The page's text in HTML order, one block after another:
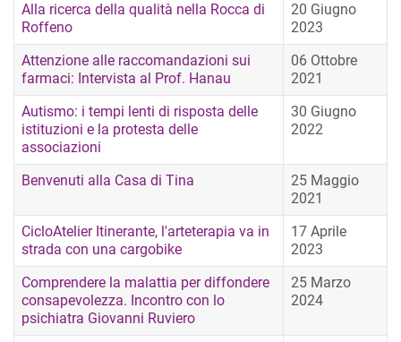
Alla ricerca della qualità nella Rocca di
Roffeno
20 Giugno
2023
Attenzione alle raccomandazioni sui
farmaci: Intervista al Prof. Hanau
06 Ottobre
2021
Autismo: i tempi lenti di risposta delle
istituzioni e la protesta delle
associazioni
30 Giugno
2022
Benvenuti alla Casa di Tina
25 Maggio
2021
CicloAtelier Itinerante, l'arteterapia va in
strada con una cargobike
17 Aprile
2023
Comprendere la malattia per diffondere
consapevolezza. Incontro con lo
psichiatra Giovanni Ruviero
25 Marzo
2024